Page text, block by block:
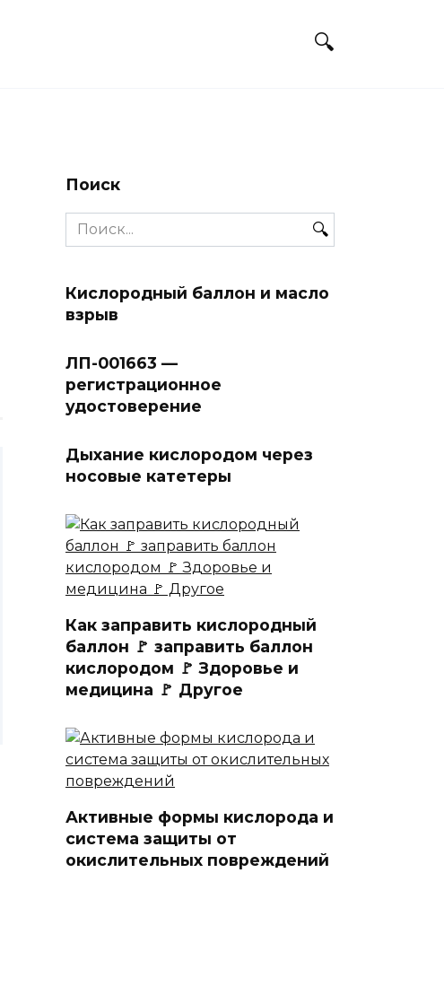
Поиск
Search
for:
Кислородный баллон и масло
взрыв
ЛП-001663 —
регистрационное
удостоверение
Дыхание кислородом через
носовые катетеры
Как заправить кислородный
баллон 🚩 заправить баллон
кислородом 🚩 Здоровье и
медицина 🚩 Другое
Активные формы кислорода и
система защиты от
окислительных повреждений